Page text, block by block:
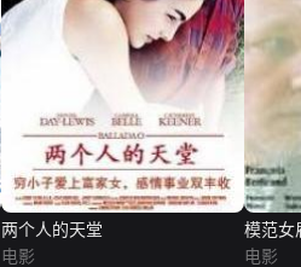
两个人的天堂
电影
模范女
电影